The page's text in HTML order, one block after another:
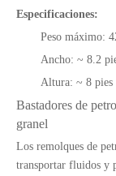
Especificaciones:
Peso máximo:
Ancho: ~ 8.2
Altura: ~ 8 pies
Bastadores de
granel
Los remolques de
transportar fluidos y